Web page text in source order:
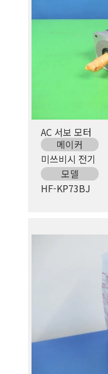
AC 서보 모터
메이커
미쓰비시 전기
모델
HF-KP73BJ